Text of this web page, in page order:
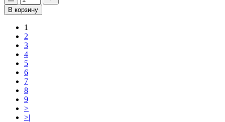
В корзину
1
2
3
4
5
6
7
8
9
>
>|